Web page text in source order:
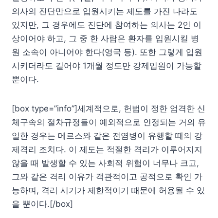
의사의 진단만으로 입원시키는 제도를 가진 나라도
있지만, 그 경우에도 진단에 참여하는 의사는 2인 이
상이어야 하고, 그 중 한 사람은 환자를 입원시킬 병
원 소속이 아니어야 한다(영국 등). 또한 그렇게 입원
시키더라도 길어야 1개월 정도만 강제입원이 가능할
뿐이다.
[box type=”info”]세계적으로, 헌법이 정한 엄격한 신
체구속의 절차규정들이 예외적으로 인정되는 거의 유
일한 경우는 메르스와 같은 전염병이 유행할 때의 강
제격리 조치다. 이 제도는 적절한 격리가 이루어지지
않을 때 발생할 수 있는 사회적 위험이 너무나 크고,
그와 같은 격리 이유가 객관적이고 공적으로 확인 가
능하며, 격리 시기가 제한적이기 때문에 허용될 수 있
을 뿐이다.[/box]